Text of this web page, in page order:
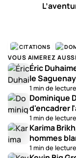
CITATIONS
VOUS AIMEREZ AUSSI
Éric
le
1 min de lecture
Dominique
d'encadrer
1 min de lecture
Karima
hommes
1 min de lecture